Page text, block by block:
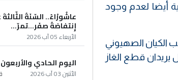
أيضا لعدم وجود
الكيان الصهيوني
يريدان قطع الغاز
عاشُورْاءُ.. السّنَةُ
إِنتفاضةُ صفَر…تمرّ...
الأربعاء 05 آب 2026
اليوم الحادي والأربعون
الأثنين 03 آب 2026